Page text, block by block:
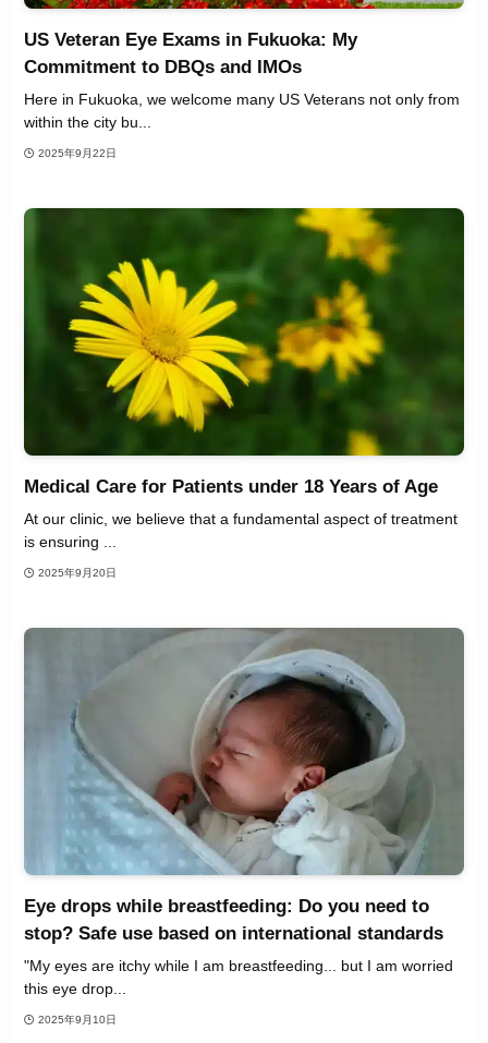
US Veteran Eye Exams in Fukuoka: My
Commitment to DBQs and IMOs
Here in Fukuoka, we welcome many US Veterans not only from
within the city bu...
2025年9月22日
Medical Care for Patients under 18 Years of Age
At our clinic, we believe that a fundamental aspect of treatment
is ensuring ...
2025年9月20日
Eye drops while breastfeeding: Do you need to
stop? Safe use based on international standards
"My eyes are itchy while I am breastfeeding... but I am worried
this eye drop...
2025年9月10日